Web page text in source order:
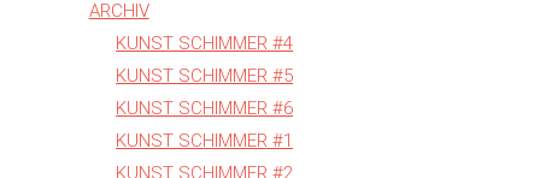
ARCHIV
KUNST SCHIMMER #4
KUNST SCHIMMER #5
KUNST SCHIMMER #6
KUNST SCHIMMER #1
KUNST SCHIMMER #2